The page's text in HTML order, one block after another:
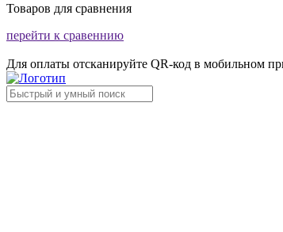
Товаров для сравнения
перейти к сравеннию
Для оплаты отсканируйте QR-код в мобильном